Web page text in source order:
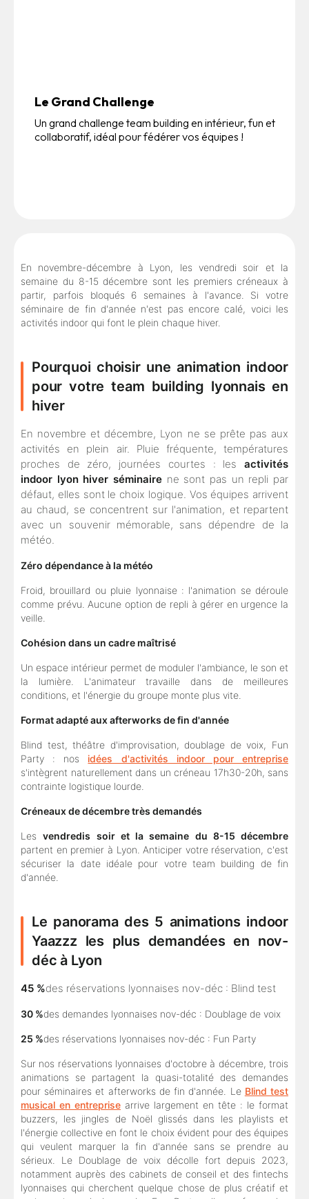
Le Grand Challenge
Un grand challenge team building en intérieur, fun et
collaboratif, idéal pour fédérer vos équipes !
En novembre-décembre à Lyon, les vendredi soir et la
semaine du 8-15 décembre sont les premiers créneaux à
partir, parfois bloqués 6 semaines à l'avance. Si votre
séminaire de fin d'année n'est pas encore calé, voici les
activités indoor qui font le plein chaque hiver.
Pourquoi choisir une animation indoor
pour votre team building lyonnais en
hiver
En novembre et décembre, Lyon ne se prête pas aux
activités en plein air. Pluie fréquente, températures
proches de zéro, journées courtes : les activités
indoor lyon hiver séminaire ne sont pas un repli par
défaut, elles sont le choix logique. Vos équipes arrivent
au chaud, se concentrent sur l'animation, et repartent
avec un souvenir mémorable, sans dépendre de la
météo.
Zéro dépendance à la météo
Froid, brouillard ou pluie lyonnaise : l'animation se déroule
comme prévu. Aucune option de repli à gérer en urgence la
veille.
Cohésion dans un cadre maîtrisé
Un espace intérieur permet de moduler l'ambiance, le son et
la lumière. L'animateur travaille dans de meilleures
conditions, et l'énergie du groupe monte plus vite.
Format adapté aux afterworks de fin d'année
Blind test, théâtre d'improvisation, doublage de voix, Fun
Party : nos idées d'activités indoor pour entreprise
s'intègrent naturellement dans un créneau 17h30-20h, sans
contrainte logistique lourde.
Créneaux de décembre très demandés
Lesvendredis soir et la semaine du 8-15 décembre
partent en premier à Lyon. Anticiper votre réservation, c'est
sécuriser la date idéale pour votre team building de fin
d'année.
Le panorama des 5 animations indoor
Yaazzz les plus demandées en nov-
déc à Lyon
45 %des réservations lyonnaises nov-déc : Blind test
30 %des demandes lyonnaises nov-déc : Doublage de voix
25 %des réservations lyonnaises nov-déc : Fun Party
Sur nos réservations lyonnaises d'octobre à décembre, trois
animations se partagent la quasi-totalité des demandes
pour séminaires et afterworks de fin d'année. Le Blind test
musical en entreprise arrive largement en tête : le format
buzzers, les jingles de Noël glissés dans les playlists et
l'énergie collective en font le choix évident pour des équipes
qui veulent marquer la fin d'année sans se prendre au
sérieux. Le Doublage de voix décolle fort depuis 2023,
notamment auprès des cabinets de conseil et des fintechs
lyonnaises qui cherchent quelque chose de plus créatif et